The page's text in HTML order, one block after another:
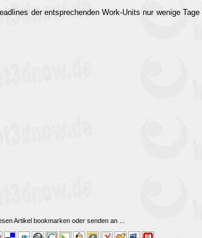
der entsprechenden Work-Units nur wenige
Artikel bookmarken oder senden an